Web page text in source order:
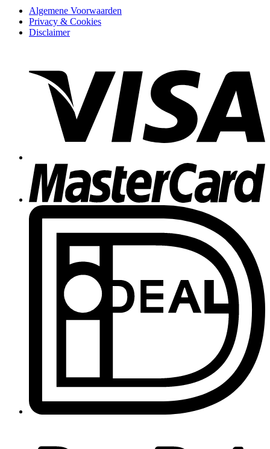
Algemene Voorwaarden
Privacy & Cookies
Disclaimer